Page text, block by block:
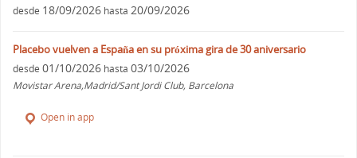
desde 18/09/2026 hasta 20/09/2026
Placebo vuelven a España en su próxima gira de 30 aniversario
desde 01/10/2026 hasta 03/10/2026
Movistar Arena,Madrid/Sant Jordi Club, Barcelona
Open in app